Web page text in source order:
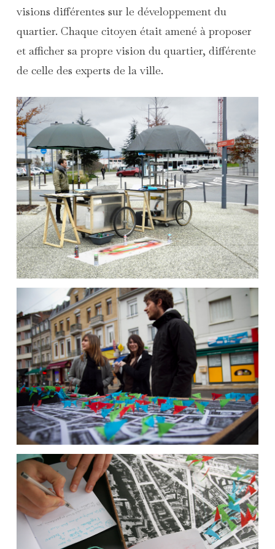
visions différentes sur le développement du
quartier. Chaque citoyen était amené à proposer
et afficher sa propre vision du quartier, différente
de celle des experts de la ville.